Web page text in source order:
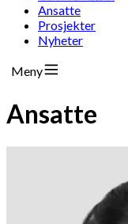
Ansatte
Prosjekter
Nyheter
Meny
Ansatte